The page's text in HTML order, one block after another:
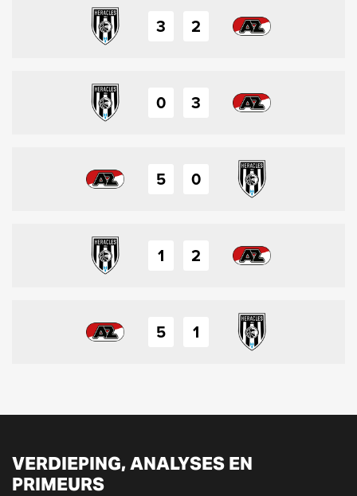
3 2
0 3
5 0
1 2
5 1
VERDIEPING, ANALYSES EN
PRIMEURS